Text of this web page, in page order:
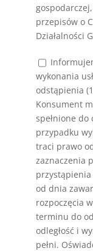
przepisów o
Działalności
wykonania
odstąpienia
Konsument
spełnione
przypadku
traci prawo
zaznaczenia
od dnia
rozpoczęcia
terminu do
odległość i
pełni.